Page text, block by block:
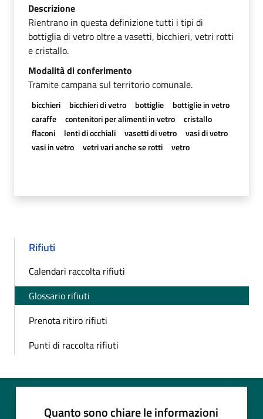
Descrizione
Rientrano in questa definizione tutti i tipi di
bottiglia di vetro oltre a vasetti, bicchieri, vetri rotti
e cristallo.
Modalità di conferimento
Tramite campana sul territorio comunale.
bicchieri bicchieri di vetro bottiglie
bottiglie in vetro
caraffe
contenitori per alimenti in vetro
cristallo
flaconi
lenti di occhiali vasetti di vetro
vasi di vetro
vasi in vetro
vetri vari anche se rotti vetro
Rifiuti
Calendari raccolta rifiuti
Glossario rifiuti
Prenota ritiro rifiuti
Punti di raccolta rifiuti
Quanto sono chiare le informazioni